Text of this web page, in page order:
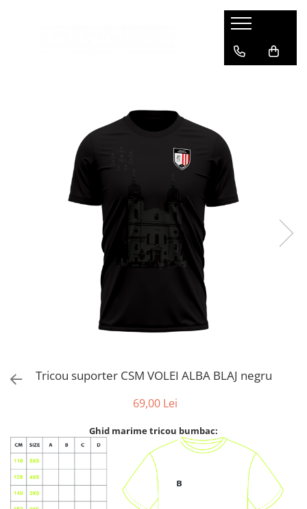
Tricou suporter CSM VOLEI ALBA BLAJ negru
69,00 Lei
Ghid marime tricou bumbac: